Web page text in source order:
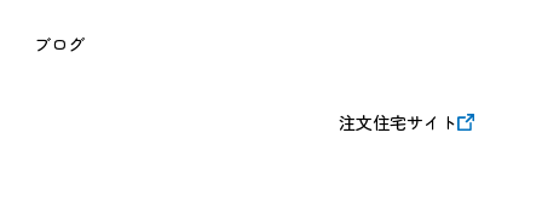
ブログ
注文住宅サイト